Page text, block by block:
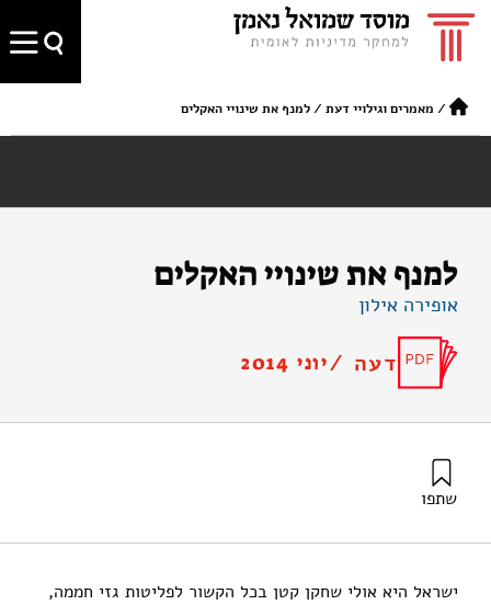
/ מאמרים וגילויי דעת /למנף את שינויי האקלים
למנף את שינויי האקלים
אופירה אילון
דעה /יוני 2014
שתפו
ישראל היא אולי שחקן קטן בכל הקשור לפליטות גזי חממה,